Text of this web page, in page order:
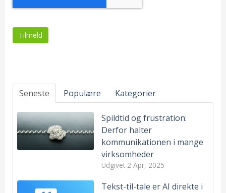
Seneste Populære Kategorier
Spildtid og frustration:
Derfor halter
kommunikationen i mange
virksomheder
Udgivet 2 Apr, 2025
Tekst-til-tale er AI direkte i